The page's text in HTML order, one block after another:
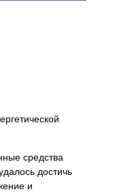
средства
достичь
и